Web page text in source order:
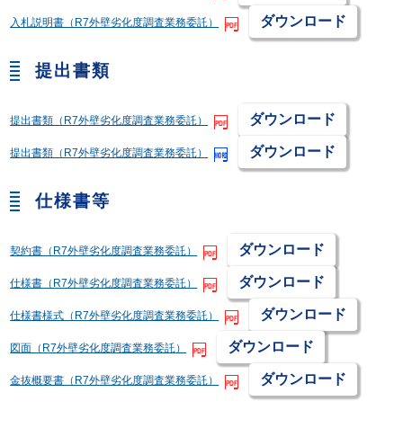
入札説明書（R7外壁劣化度調査業務委託） ダウンロード
提出書類
提出書類（R7外壁劣化度調査業務委託） ダウンロード
提出書類（R7外壁劣化度調査業務委託） ダウンロード
仕様書等
契約書（R7外壁劣化度調査業務委託） ダウンロード
仕様書（R7外壁劣化度調査業務委託） ダウンロード
仕様書様式（R7外壁劣化度調査業務委託） ダウンロード
図面（R7外壁劣化度調査業務委託） ダウンロード
金抜概要書（R7外壁劣化度調査業務委託） ダウンロード